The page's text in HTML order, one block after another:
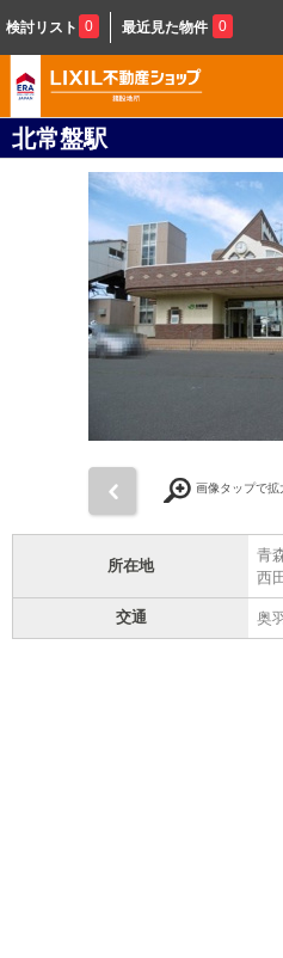
検討リスト 0 最近見た物件 0
北常盤駅
画像タップで拡
所在地
青
西
交通 奥